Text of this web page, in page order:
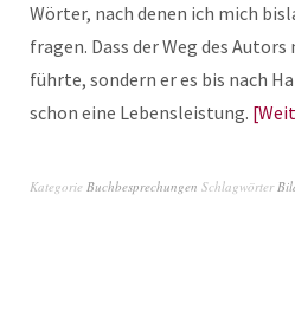
Wörter, nach denen ich mich
fragen. Dass der Weg des
führte, sondern er es bis nach
schon eine Lebensleistung.
Kategorie Buchbesprechungen Schlagwörter